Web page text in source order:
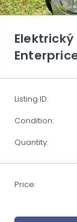
Listing ID:
Condition:
Quantity:
Price: